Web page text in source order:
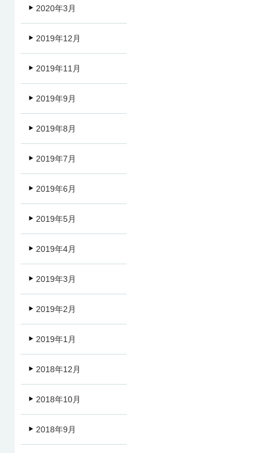
2020年3月
2019年12月
2019年11月
2019年9月
2019年8月
2019年7月
2019年6月
2019年5月
2019年4月
2019年3月
2019年2月
2019年1月
2018年12月
2018年10月
2018年9月